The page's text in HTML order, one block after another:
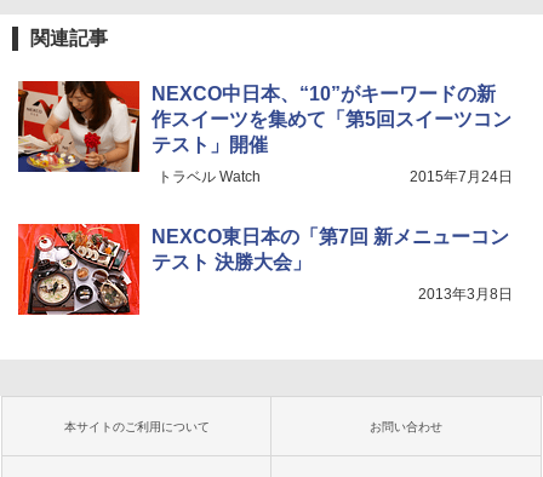
関連記事
NEXCO中日本、“10”がキーワードの新
作スイーツを集めて「第5回スイーツコン
テスト」開催
トラベル Watch 2015年7月24日
NEXCO東日本の「第7回 新メニューコン
テスト 決勝大会」
2013年3月8日
本サイトのご利用について お問い合わせ